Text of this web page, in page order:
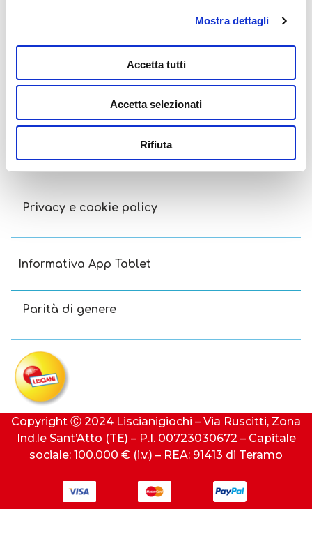
Mostra dettagli
Accetta tutti
Accetta selezionati
Rifiuta
Termini e condizioni
Privacy e cookie policy
Informativa App Tablet
Parità di genere
Copyright Ⓒ 2024 Liscianigiochi – Via Ruscitti, Zona
Ind.le Sant’Atto (TE) – P.I. 00723030672 – Capitale
sociale: 100.000 € (i.v.) – REA: 91413 di Teramo